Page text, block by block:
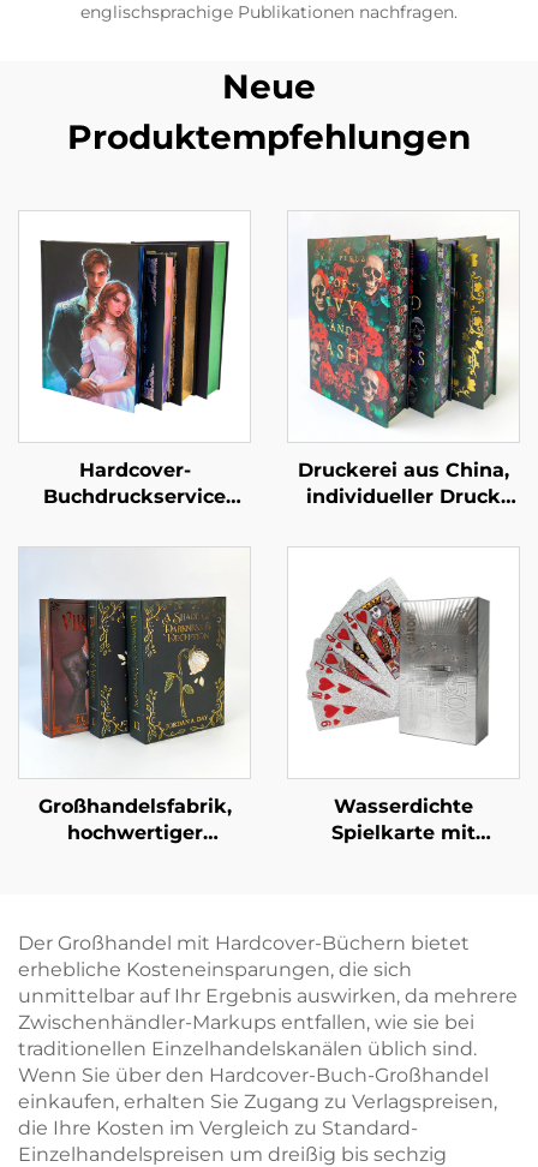
englischsprachige Publikationen nachfragen.
Neue
Produktempfehlungen
Hardcover-
Buchdruckservice
Maßgeschneidertes
Buchdruck mit
lackierten Kanten
Druckerei aus China,
individueller Druck
Hardcover-Bücher mit
lackierten Kanten,
umweltfreundlicher
Druck mit
Schutzumschlag
Großhandelsfabrik,
hochwertiger
Großauflagen, Druck
mit lackierten Kanten
Wasserdichte
Spielkarte mit
Kunststoff,
benutzerdefinierte
Pokerspielkarte
Der Großhandel mit Hardcover-Büchern bietet
erhebliche Kosteneinsparungen, die sich
unmittelbar auf Ihr Ergebnis auswirken, da mehrere
Zwischenhändler-Markups entfallen, wie sie bei
traditionellen Einzelhandelskanälen üblich sind.
Wenn Sie über den Hardcover-Buch-Großhandel
einkaufen, erhalten Sie Zugang zu Verlagspreisen,
die Ihre Kosten im Vergleich zu Standard-
Einzelhandelspreisen um dreißig bis sechzig